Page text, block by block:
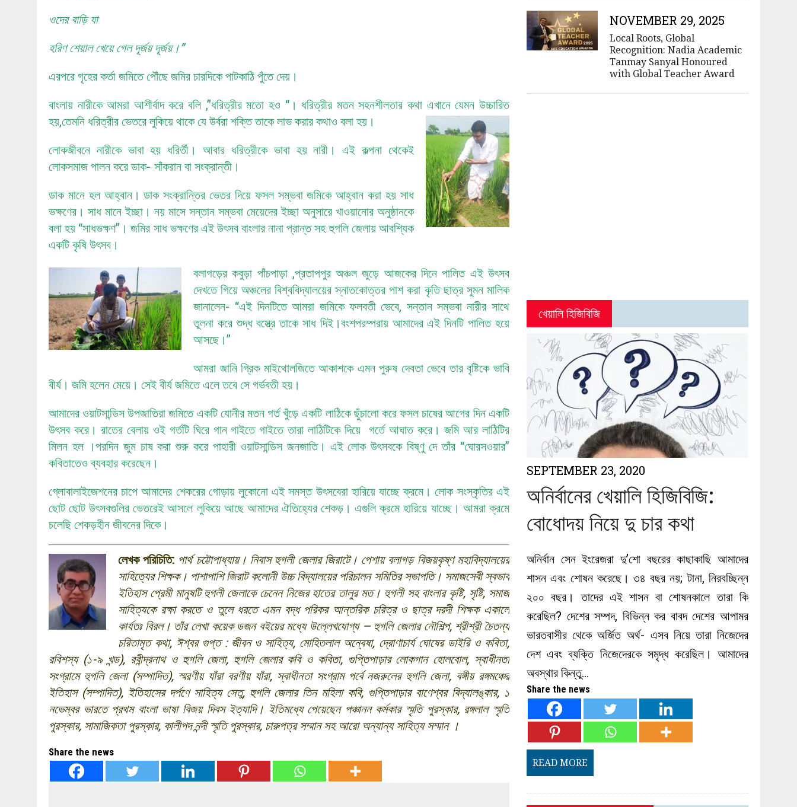
ওদের বাড়ি যা
হরিণ শেয়াল খেয়ে গেল দূর্জয় দূর্জয়।”
এরপরে গৃহের কর্তা জমিতে পৌঁছে জমির চারদিকে পাটকাঠি পুঁতে দেয়।
বাংলায় নারীকে আমরা আশীর্বাদ করে বলি ,”ধরিত্রীর মতো হও “। ধরিত্রীর মতন সহনশীলতার কথা এখানে যেমন উচ্চারিত
হয়,তেমনি ধরিত্রীর ভেতরে লুকিয়ে থাকে যে উর্বরা শক্তি তাকে লাভ করার কথাও বলা হয়।
লোকজীবনে নারীকে ভাবা হয় ধরির্তী। আবার ধরিত্রীকে ভাবা হয় নারী। এই কল্পনা থেকেই
লোকসমাজ পালন করে ডাক- সাঁকরান বা সংক্রান্তী।
ডাক মানে হল আহ্বান। ডাক সংক্রান্তির ভেতর দিয়ে ফসল সম্ভবা জমিকে আহ্বান করা হয় সাধ
ভক্ষণের। সাধ মানে ইচ্ছা। নয় মাসে সন্তান সম্ভবা মেয়েদের ইচ্ছা অনুসারে খাওয়ানোর অনুষ্ঠানকে
বলা হয় “সাধভক্ষণ”। জমির সাধ ভক্ষণের এই উৎসব বাংলার নানা প্রান্ত সহ হুগলি জেলায় আবশ্যিক
একটি কৃষি উৎসব।
বলাগড়ের কবুড়া পাঁচপাড়া ,প্রতাপপুর অঞ্চল জুড়ে আজকের দিনে পালিত এই উৎসব
দেখতে গিয়ে অঞ্চলের বিশ্ববিদ্যালয়ের স্নাতকোত্তর পাশ করা কৃতি ছাত্র সুমন মালিক
জানালেন- “এই দিনটিতে আমরা জমিকে ফলবতী ভেবে, সন্তান সম্ভবা নারীর সাথে
তুলনা করে শুদ্ধ বস্ত্রে তাকে সাধ দিই।বংশপরম্পরায় আমাদের এই দিনটি পালিত হয়ে
আসছে।”
আমরা জানি গ্রিক মাইথোলজিতে আকাশকে এমন পুরুষ দেবতা ভেবে তার বৃষ্টিকে ভাবি
বীর্য। জমি হলেন মেয়ে। সেই বীর্য জমিতে এলে তবে সে গর্ভবতী হয়।
আমাদের ওয়াটসান্ডিস উপজাতিরা জমিতে একটি যোনীর মতন গর্ত খুঁড়ে একটি লাঠিকে ছুঁচালো করে ফসল চাষের আগের দিন একটি
উৎসব করে। রাতের বেলায় ওই গর্তটি ঘিরে গান গাইতে গাইতে তারা লাঠিটিকে দিয়ে গর্তে আঘাত করে। জমি আর লাঠিটির
মিলন হল ।পরদিন জুম চাষ করা শুরু করে পাহারী ওয়াটসান্ডিস জনজাতি। এই লোক উৎসবকে বিষ্ণু দে তাঁর “ঘোরসওয়ার”
কবিতাতেও ব্যবহার করেছেন।
গ্লোবালাইজেশনের চাপে আমাদের শেকরের গোড়ায় লুকোনো এই সমস্ত উৎসবেরা হারিয়ে যাচ্ছে ক্রমে। লোক সংস্কৃতির এই
ছোট ছোট উৎসবগুলির ভেতরেই আসলে লুকিয়ে আছে আমাদের ঐতিহ্যের শেকড়। এগুলি ক্রমে হারিয়ে যাচ্ছে। আমরা ক্রমে
চলেছি শেকড়হীন জীবনের দিকে।
লেখক পরিচিতি: পার্থ চট্টোপাধ্যায়। নিবাস হুগলী জেলার জিরাটে। পেশায় বলাগড় বিজয়কৃষ্ণ মহাবিদ্যালয়ের
সাহিত্যের শিক্ষক। পাশাপাশি জিরাট কলোনী উচ্চ বিদ্যালয়ের পরিচালন সমিতির সভাপতি। সমাজসেবী স্বভাব
ইতিহাস প্রেমী মানুষটি হুগলী জেলাকে চেনেন নিজের হাতের তালুর মত। হুগলী সহ বাংলার কৃষ্টি, সৃষ্টি, সমাজ
সাহিত্যকে রক্ষা করতে ও তুলে ধরতে এমন বদ্ধ পরিকর আন্তরিক চরিত্র ও ছাত্র দরদী শিক্ষক একালে
কার্যতঃ বিরল। তাঁর লেখা কয়েক ডজন বইয়ের মধ্যে উল্লেখযোগ্য – হুগলি জেলার নৌশিল্প, শ্রীশ্রী চৈতন্য
চরিতামৃত কথা, ঈশ্বর গুপ্ত : জীবন ও সাহিত্য, মোহিতলাল অন্বেষা, দ্রোণাচার্য ঘোষের ডাইরি ও কবিতা,
রবিশস্য (১-৯ খন্ড), রবীন্দ্রনাথ ও হুগলি জেলা, হুগলি জেলার কবি ও কবিতা, গুপ্তিপাড়ার লোকগান হোলবোল, স্বাধীনতা
সংগ্রামে হুগলি জেলা (সম্পাদিত), স্মরণীয় যাঁরা বরণীয় যাঁরা, স্বাধীনতা সংগ্রাম পর্বে নজরুলের হুগলি জেলা, বঙ্গীয় রঙ্গমঞ্চের
ইতিহাস (সম্পাদিত), ইতিহাসের দর্পণে সাহিত্য সেতু, হুগলি জেলার তিন মহিলা কবি, গুপ্তিপাড়ার বাণেশ্বর বিদ্যালঙ্কার, ১
নভেম্বর ভারতে প্রথম বাংলা ভাষা বিজয় দিবস ইত্যাদি। ইতিমধ্যে পেয়েছেন পঞ্চানন কর্মকার স্মৃতি পুরস্কার, রঙ্গলাল স্মৃতি
পুরস্কার, সামাজিকতা পুরস্কার, কালীপদ নন্দী স্মৃতি পুরস্কার, চারুপত্র সম্মান সহ আরো অন্যান্য সাহিত্য সম্মান ।
Share the news
NOVEMBER 29, 2025
Local Roots, Global
Recognition: Nadia Academic
Tanmay Sanyal Honoured
with Global Teacher Award
খেয়ালি হিজিবিজি
SEPTEMBER 23, 2020
অনির্বানের খেয়ালি হিজিবিজি:
বোধোদয় নিয়ে দু চার কথা
অনির্বান সেন ইংরেজরা দু’শো বছরের কাছাকাছি আমাদের
শাসন এবং শোষন করেছে। ৩৪ বছর নয়; টানা, নিরবচ্ছিন্ন
২০০ বছর। তাদের এই শাসন বা শোষনকালে তারা কি
করেছিল? দেশের সম্পদ, বিভিন্ন কর বাবদ দেশের আপামর
ভারতবাসীর থেকে অর্জিত অর্থ- এসব নিয়ে তারা নিজেদের
দেশ এবং ব্যক্তি নিজেদেরকে সমৃদ্ধ করেছিল। আমাদের
অবস্থার কিন্তু…
Share the news
READ MORE